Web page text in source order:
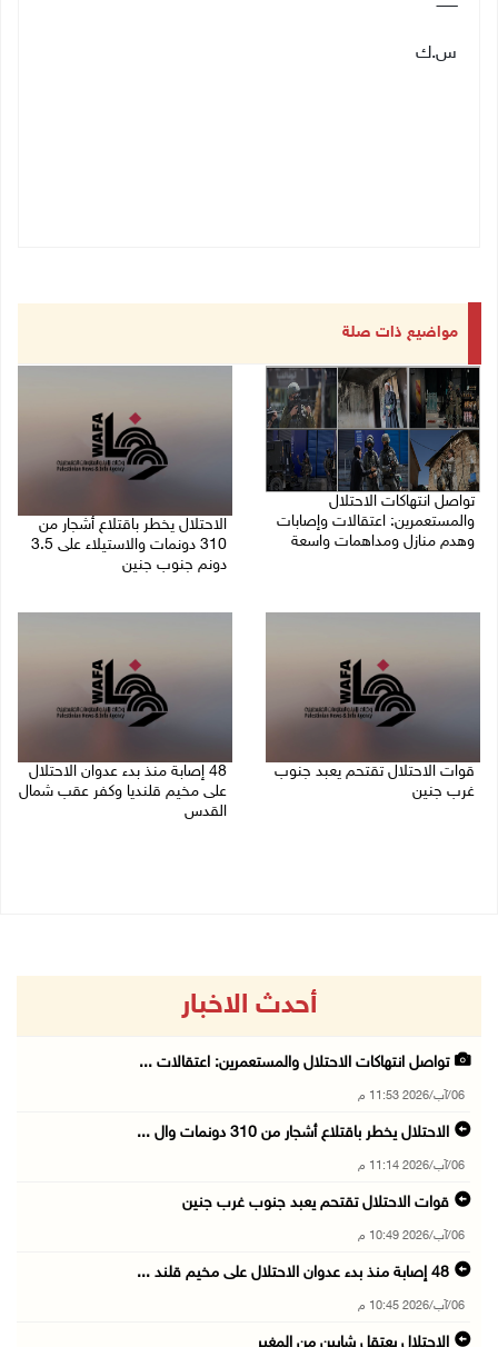
س.ك
مواضيع ذات صلة
تواصل انتهاكات الاحتلال
والمستعمرين: اعتقالات وإصابات
وهدم منازل ومداهمات واسعة
الاحتلال يخطر باقتلاع أشجار من
310 دونمات والاستيلاء على 3.5
دونم جنوب جنين
قوات الاحتلال تقتحم يعبد جنوب
غرب جنين
48 إصابة منذ بدء عدوان الاحتلال
على مخيم قلنديا وكفر عقب شمال
القدس
أحدث الاخبار
تواصل انتهاكات الاحتلال والمستعمرين: اعتقالات ...
06/آب/2026 11:53 م
الاحتلال يخطر باقتلاع أشجار من 310 دونمات وال ...
06/آب/2026 11:14 م
قوات الاحتلال تقتحم يعبد جنوب غرب جنين
06/آب/2026 10:49 م
48 إصابة منذ بدء عدوان الاحتلال على مخيم قلند ...
06/آب/2026 10:45 م